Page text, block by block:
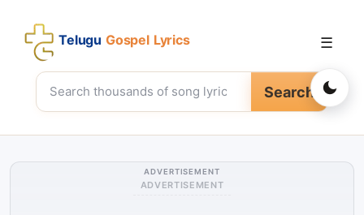
Telugu Gospel Lyrics
Search
☰
ADVERTISEMENT
ADVERTISEMENT